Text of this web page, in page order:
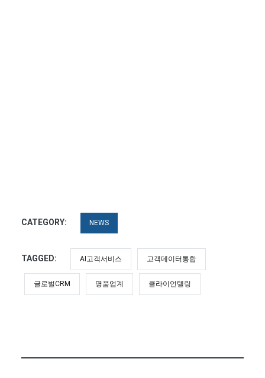
CATEGORY: NEWS
TAGGED: AI고객서비스 고객데이터통합
글로벌CRM 명품업계 클라이언텔링